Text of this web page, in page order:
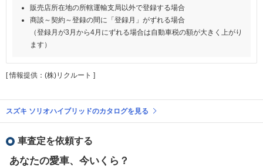
販売店所在地の所轄運輸支局以外で登録する場合
商談～契約～登録の間に「登録月」がずれる場合
（登録月が3月から4月にずれる場合は自動車税の額が大きく上がり
ます）
[ 情報提供：(株)リクルート ]
スズキ ソリオハイブリッドのカタログを見る
車査定を依頼する
あなたの愛車、今いくら？